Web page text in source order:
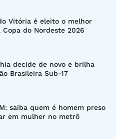
Vitória é eleito o melhor
Copa do Nordeste 2026
decide de novo e brilha
Brasileira Sub-17
saiba quem é homem preso
em mulher no metrô